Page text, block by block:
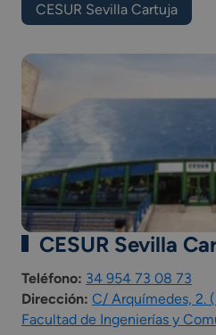
CESUR Sevilla Cartuja
CESUR Sevilla
Teléfono: 34 954 73 08 73
Dirección: C/ Arquímedes, 2.
Facultad de Ingenierías y